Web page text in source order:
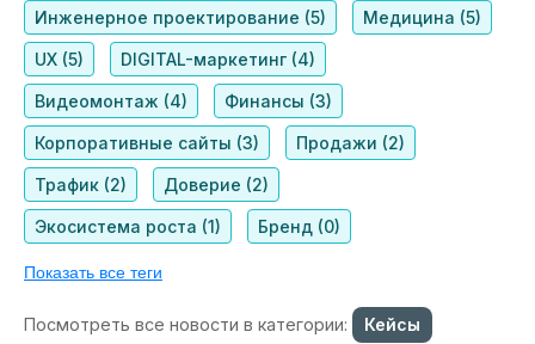
Инженерное проектирование (5) Медицина (5)
UX (5) DIGITAL-маркетинг (4)
Видеомонтаж (4) Финансы (3)
Корпоративные сайты (3) Продажи (2)
Трафик (2) Доверие (2)
Экосистема роста (1) Бренд (0)
Показать все теги
Посмотреть все новости в категории: Кейсы